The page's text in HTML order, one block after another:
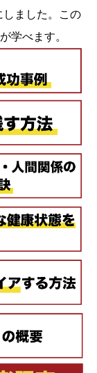
ました。この
学べます。